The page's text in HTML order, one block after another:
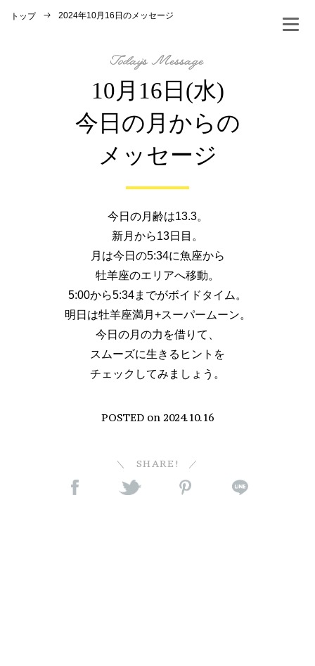
トップ 2024年10月16日のメッセージ
10月16日(水)
今日の月からの
メッセージ
今日の月齢は13.3。
新月から13日目。
月は今日の5:34に魚座から
牡羊座のエリアへ移動。
5:00から5:34までがボイドタイム。
明日は牡羊座満月+スーパームーン。
今日の月の力を借りて、
スムーズに生きるヒントを
チェックしてみましょう。
POSTED on 2024.10.16
SHARE!